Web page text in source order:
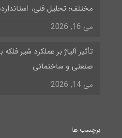
مختلف؛ تحلیل فنی،
می 16, 2026
تأثیر آلیاژ بر عملکرد شیر
صنعتی و ساختمانی
می 14, 2026
برچسب ها